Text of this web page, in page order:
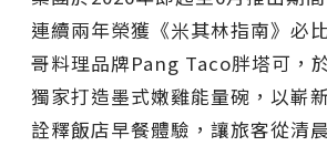
連續兩年榮獲《米其林指南》必
哥料理品牌Pang Taco胖塔可，
獨家打造墨式嫩雞能量碗，以嶄
詮釋飯店早餐體驗，讓旅客從清